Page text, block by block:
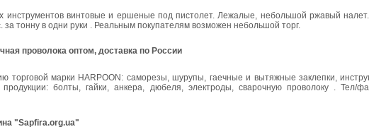
инструментов винтовые и ершеные под пистолет. Лежалые, небольшой ржавый
тонну в одни руки . Реальным покупателям возможен небольшой торг.
проволока оптом, доставка по России
марки HARPOON: саморезы, шурупы, гаечные и вытяжные заклепки,
болты, гайки, анкера, дюбеля, электроды, сварочную проволоку . Тел/
"Sapfira.org.ua"